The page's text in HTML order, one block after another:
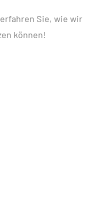
Sie, wie wir
können!